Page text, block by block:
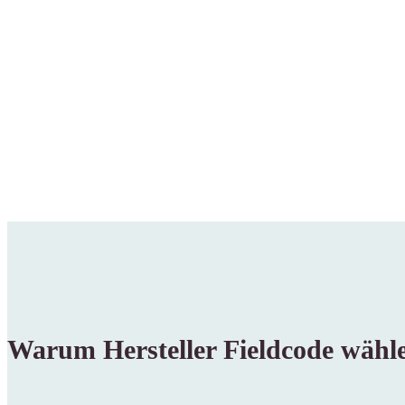
Warum Hersteller Fieldcode